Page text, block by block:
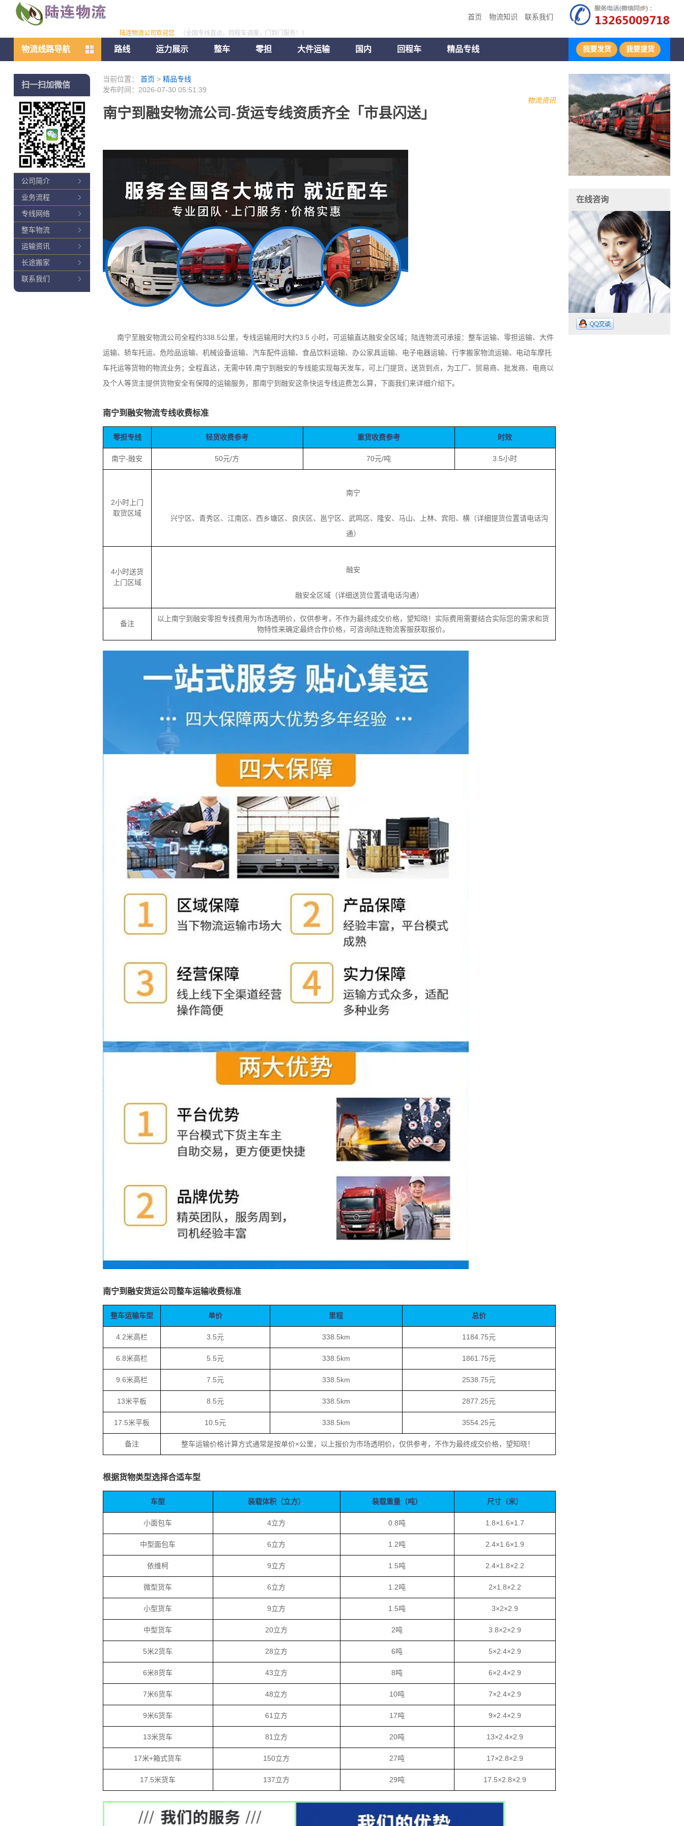
首页 物流知识 联系我们
陆连物流公司欢迎您 （全国专线直达，回程车调度，门到门服务！）
物流线路导航 路线 运力展示 整车 零担 大件运输 国内 回程车 精品专线 我要发货 我要提货
当前位置： 首页 > 精品专线
发布时间：2026-07-30 05:51:39
物流资讯
南宁到融安物流公司-货运专线资质齐全「市县闪送」
南宁至融安物流公司全程约338.5公里，专线运输用时大约3.5 小时，可运输直达融安全区域；陆连物流可承接：整车运输、零担运输、大件
运输、轿车托运、危险品运输、机械设备运输、汽车配件运输、食品饮料运输、办公家具运输、电子电器运输、行李搬家物流运输、电动车摩托
车托运等货物的物流业务；全程直达，无需中转,南宁到融安的专线能实现每天发车，可上门提货，送货到点，为工厂、贸易商、批发商、电商以
及个人等货主提供货物安全有保障的运输服务，那南宁到融安这条快运专线运费怎么算，下面我们来详细介绍下。
南宁到融安物流专线收费标准
零担专线 轻货收费参考 重货收费参考 时效
南宁-融安 50元/方 70元/吨 3.5小时
2小时上门
取货区域
南宁
兴宁区、青秀区、江南区、西乡塘区、良庆区、邕宁区、武鸣区、隆安、马山、上林、宾阳、横（详细提货位置请电话沟
通）
4小时送货
上门区域
融安
融安全区域（详细送货位置请电话沟通）
备注
以上南宁到融安零担专线费用为市场透明价，仅供参考，不作为最终成交价格，望知晓！实际费用需要结合实际您的需求和货
物特性来确定最终合作价格，可咨询陆连物流客服获取报价。
南宁到融安货运公司整车运输收费标准
整车运输车型 单价 里程 总价
4.2米高栏 3.5元 338.5km 1184.75元
6.8米高栏 5.5元 338.5km 1861.75元
9.6米高栏 7.5元 338.5km 2538.75元
13米平板 8.5元 338.5km 2877.25元
17.5米平板 10.5元 338.5km 3554.25元
备注 整车运输价格计算方式通常是按单价×公里，以上报价为市场透明价，仅供参考，不作为最终成交价格，望知晓！
根据货物类型选择合适车型
车型 装载体积（立方） 装载重量（吨） 尺寸（米）
小面包车 4立方 0.8吨 1.8×1.6×1.7
中型面包车 6立方 1.2吨 2.4×1.6×1.9
依维柯 9立方 1.5吨 2.4×1.8×2.2
微型货车 6立方 1.2吨 2×1.8×2.2
小型货车 9立方 1.5吨 3×2×2.9
中型货车 20立方 2吨 3.8×2×2.9
5米2货车 28立方 6吨 5×2.4×2.9
6米8货车 43立方 8吨 6×2.4×2.9
7米6货车 48立方 10吨 7×2.4×2.9
9米6货车 61立方 17吨 9×2.4×2.9
13米货车 81立方 20吨 13×2.4×2.9
17米+箱式货车 150立方 27吨 17×2.8×2.9
17.5米货车 137立方 29吨 17.5×2.8×2.9
扫一扫加微信
公司简介
业务流程
专线网络
整车物流
运输资讯
长途搬家
联系我们
在线咨询